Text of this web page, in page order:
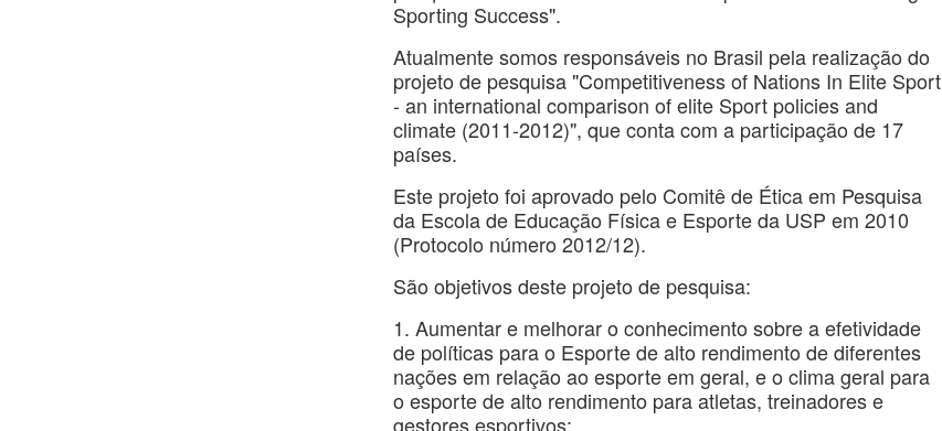
Sporting Success".
Atualmente somos responsáveis no Brasil pela realização do
projeto de pesquisa "Competitiveness of Nations In Elite Sport
- an international comparison of elite Sport policies and
climate (2011-2012)", que conta com a participação de 17
países.
Este projeto foi aprovado pelo Comitê de Ética em Pesquisa
da Escola de Educação Física e Esporte da USP em 2010
(Protocolo número 2012/12).
São objetivos deste projeto de pesquisa:
1. Aumentar e melhorar o conhecimento sobre a efetividade
de políticas para o Esporte de alto rendimento de diferentes
nações em relação ao esporte em geral, e o clima geral para
o esporte de alto rendimento para atletas, treinadores e
gestores esportivos;